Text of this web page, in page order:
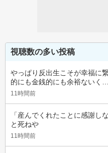
視聴数の多い投稿
やっぱり反出生こそが幸福に
的にも金銭的にも余裕ないく…
11時間前
「産んでくれたことに感謝し
と死ねや
11時間前